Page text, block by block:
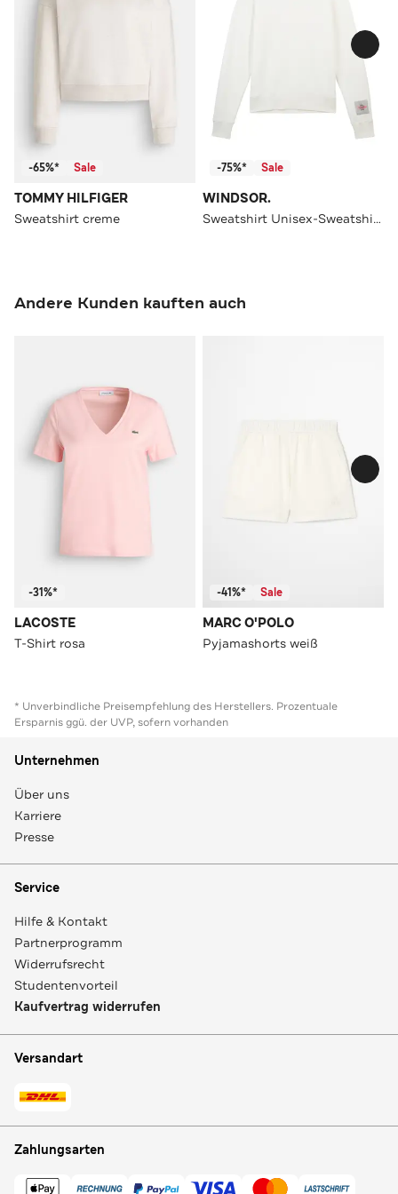
-65%* Sale
TOMMY HILFIGER
Sweatshirt creme
-75%* Sale
WINDSOR.
Sweatshirt Unisex-Sweatshirt aus Lyocell-Mix in Ecru ecru
Andere Kunden kauften auch
-31%*
LACOSTE
T-Shirt rosa
-41%* Sale
MARC O'POLO
Pyjamashorts weiß
* Unverbindliche Preisempfehlung des Herstellers. Prozentuale
Ersparnis ggü. der UVP, sofern vorhanden
Unternehmen
Über uns
Karriere
Presse
Service
Hilfe & Kontakt
Partnerprogramm
Widerrufsrecht
Studentenvorteil
Kaufvertrag widerrufen
Versandart
Zahlungsarten